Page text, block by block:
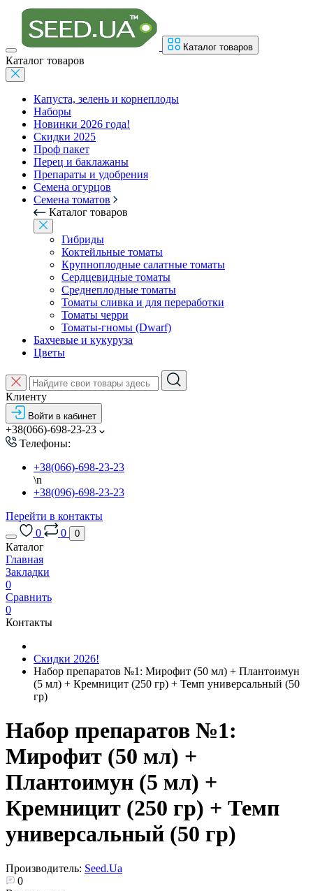
Каталог товаров
Каталог товаров
Капуста, зелень и корнеплоды
Наборы
Новинки 2026 года!
Скидки 2025
Проф пакет
Перец и баклажаны
Препараты и удобрения
Семена огурцов
Семена томатов
Каталог товаров
Гибриды
Коктейльные томаты
Крупноплодные салатные томаты
Сердцевидные томаты
Среднеплодные томаты
Томаты сливка и для переработки
Томаты черри
Томаты-гномы (Dwarf)
Бахчевые и кукуруза
Цветы
Клиенту
Войти в кабинет
+38(066)-698-23-23
Телефоны:
+38(066)-698-23-23
\n
+38(096)-698-23-23
Перейти в контакты
0
0 0
Каталог
Главная
Закладки
0
Сравнить
0
Контакты
Скидки 2026!
Набор препаратов №1: Мирофит (50 мл) + Плантоимун
(5 мл) + Кремницит (250 гр) + Темп универсальный (50
гр)
Набор препаратов №1:
Мирофит (50 мл) +
Плантоимун (5 мл) +
Кремницит (250 гр) + Темп
универсальный (50 гр)
Производитель: Seed.Ua
0